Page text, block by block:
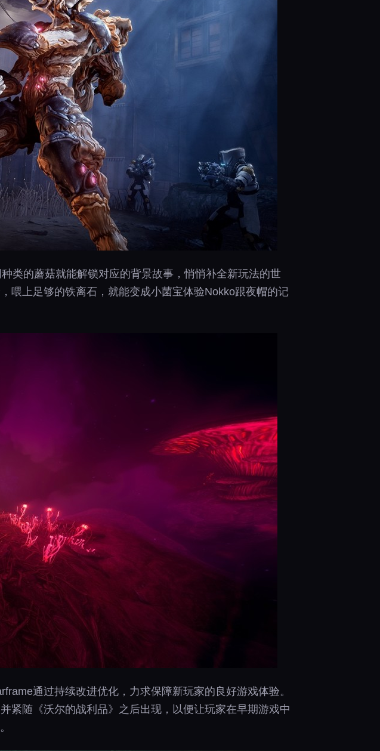
类的蘑菇就能解锁对应的背景故事，悄悄补全新玩法的世
喂上足够的铁离石，就能变成小菌宝体验Nokko跟夜帽的记
通过持续改进优化，力求保障新玩家的良好游戏体验。
紧随《沃尔的战利品》之后出现，以便让玩家在早期游戏中